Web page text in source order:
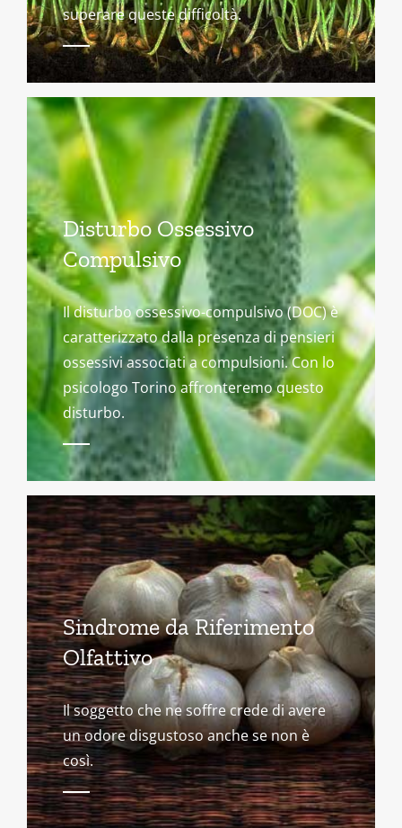
superare queste difficoltà.
Disturbo Ossessivo
Compulsivo
Il disturbo ossessivo-compulsivo (DOC) è
caratterizzato dalla presenza di pensieri
ossessivi associati a compulsioni. Con lo
psicologo Torino affronteremo questo
disturbo.
Sindrome da Riferimento
Olfattivo
Il soggetto che ne soffre crede di avere
un odore disgustoso anche se non è
così.